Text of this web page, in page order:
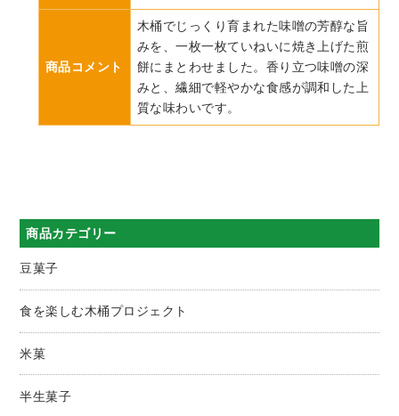
商品コメント
木桶でじっくり育まれた味噌の芳醇な旨
みを、一枚一枚ていねいに焼き上げた煎
餅にまとわせました。香り立つ味噌の深
みと、繊細で軽やかな食感が調和した上
質な味わいです。
商品カテゴリー
豆菓子
食を楽しむ木桶プロジェクト
米菓
半生菓子